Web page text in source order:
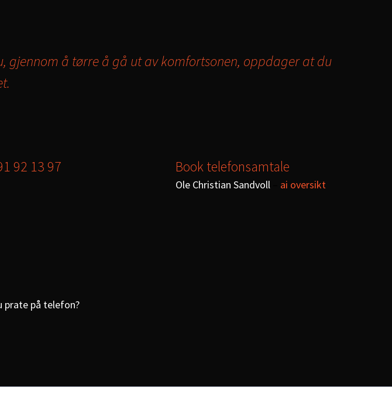
å tørre å gå ut av komfortsonen, oppdager at du
92 13 97 Book telefonsamtale
Ole Christian Sandvoll ai oversikt
prate på telefon?